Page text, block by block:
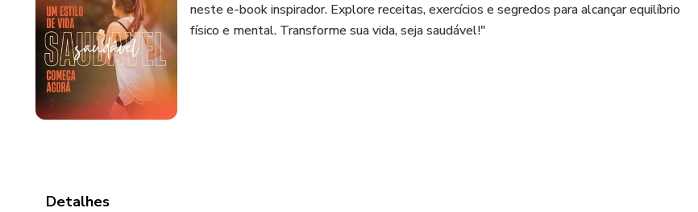
neste e-book inspirador. Explore receitas, exercícios e segredos para alcançar equilíbrio
físico e mental. Transforme sua vida, seja saudável!"
Detalhes